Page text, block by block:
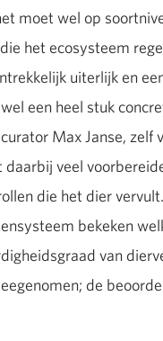
moet wel op
het ecosysteem
uiterlijk en
een heel stuk
Max Janse, zelf
daarbij veel
die het dier
bekeken
van
de